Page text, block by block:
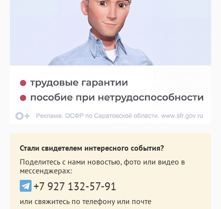
Стали свидетелем интересного события?
Поделитесь с нами новостью, фото или видео в
мессенджерах:
+7 927 132-57-91
или свяжитесь по телефону или почте